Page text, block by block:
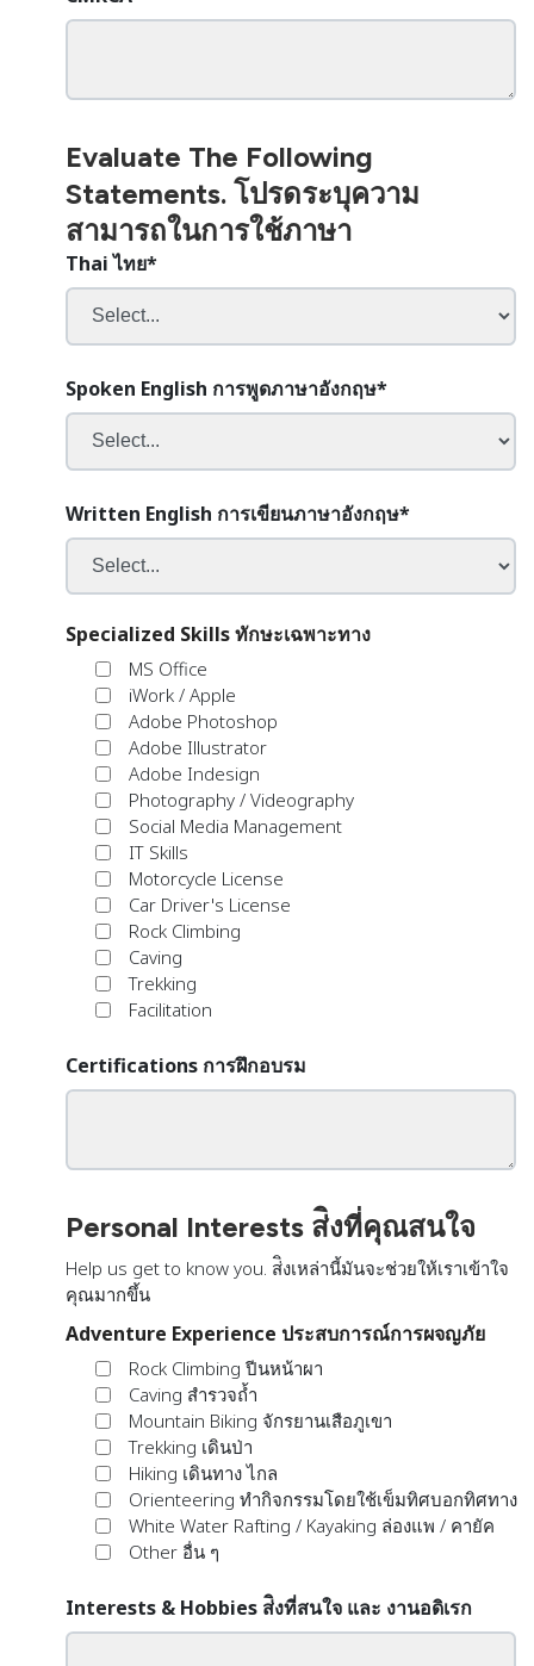
Evaluate The Following
Statements. โปรดระบุความ
สามารถในการใช้ภาษา
Thai ไทย*
Spoken English การพูดภาษาอังกฤษ*
Written English การเขียนภาษาอังกฤษ*
Specialized Skills ทักษะเฉพาะทาง
MS Office
iWork / Apple
Adobe Photoshop
Adobe Illustrator
Adobe Indesign
Photography / Videography
Social Media Management
IT Skills
Motorcycle License
Car Driver's License
Rock Climbing
Caving
Trekking
Facilitation
Certifications การฝึกอบรม
Personal Interests ส่ิงที่คุณสนใจ
Help us get to know you. ส่ิงเหล่านี้มันจะช่วยให้เราเข้าใจ
คุณมากขึ้น
Adventure Experience ประสบการณ์การผจญภัย
Rock Climbing ปีนหน้าผา
Caving สำรวจถ้ำ
Mountain Biking จักรยานเสือภูเขา
Trekking เดินป่า
Hiking เดินทาง ไกล
Orienteering ทำกิจกรรมโดยใช้เข็มทิศบอกทิศทาง
White Water Rafting / Kayaking ล่องแพ / คายัค
Other อื่น ๆ
Interests & Hobbies ส่ิงที่สนใจ และ งานอดิเรก